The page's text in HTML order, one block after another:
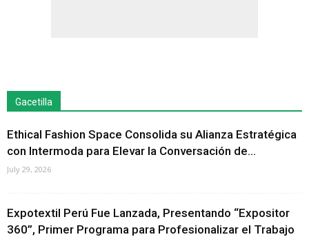
Gacetilla
Ethical Fashion Space Consolida su Alianza Estratégica
con Intermoda para Elevar la Conversación de...
July 29, 2026
Expotextil Perú Fue Lanzada, Presentando “Expositor
360”, Primer Programa para Profesionalizar el Trabajo